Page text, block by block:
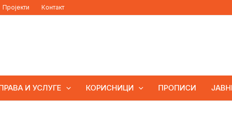
Пројекти Контакт
И УСЛУГЕ КОРИСНИЦИ ПРОПИСИ